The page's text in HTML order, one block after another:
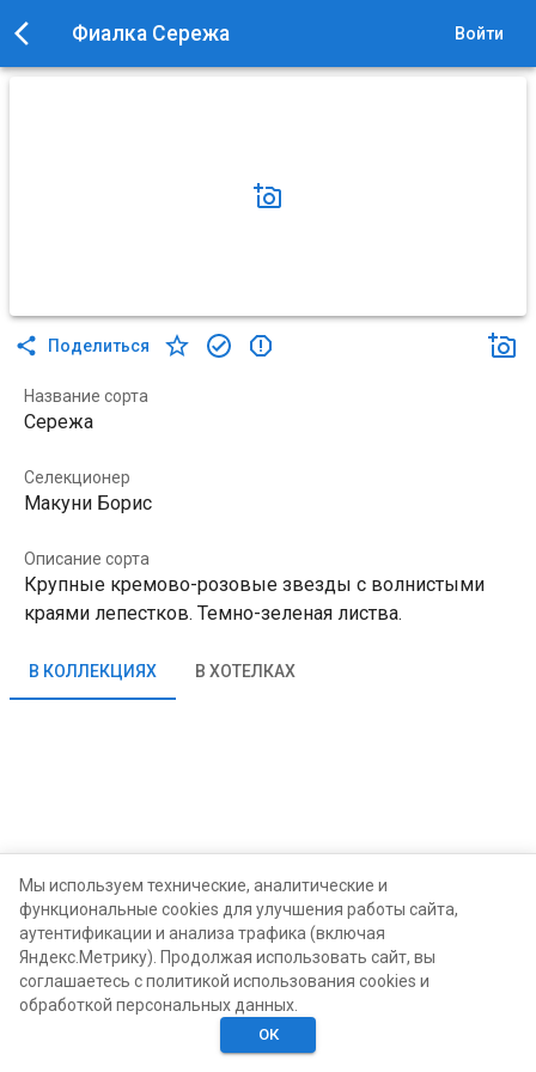
Фиалка Сережа Войти
Поделиться
Название сорта
Сережа
Селекционер
Макуни Борис
Описание сорта
Крупные кремово-розовые звезды с волнистыми
краями лепестков. Темно-зеленая листва.
В КОЛЛЕКЦИЯХ В ХОТЕЛКАХ
Хотелки
Мы используем технические, аналитические и
функциональные cookies для улучшения работы сайта,
аутентификации и анализа трафика (включая
Яндекс.Метрику). Продолжая использовать сайт, вы
соглашаетесь с политикой использования cookies и
обработкой персональных данных.
ОК